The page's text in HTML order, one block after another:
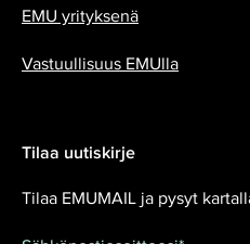
EMU yrityksenä
Vastuullisuus EMUlla
Tilaa uutiskirje
Tilaa EMUMAIL ja pysyt